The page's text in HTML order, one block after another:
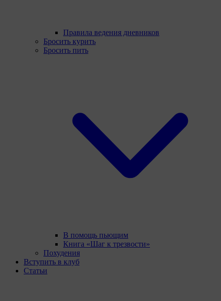
Правила ведения дневников
Бросить курить
Бросить пить
В помощь пьющим
Книга «Шаг к трезвости»
Похудения
Вступить в клуб
Статьи